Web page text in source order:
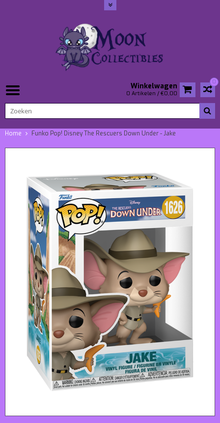
0
Winkelwagen
0 Artikelen / €0,00
Home Funko Pop! Disney The Rescuers Down Under - Jake